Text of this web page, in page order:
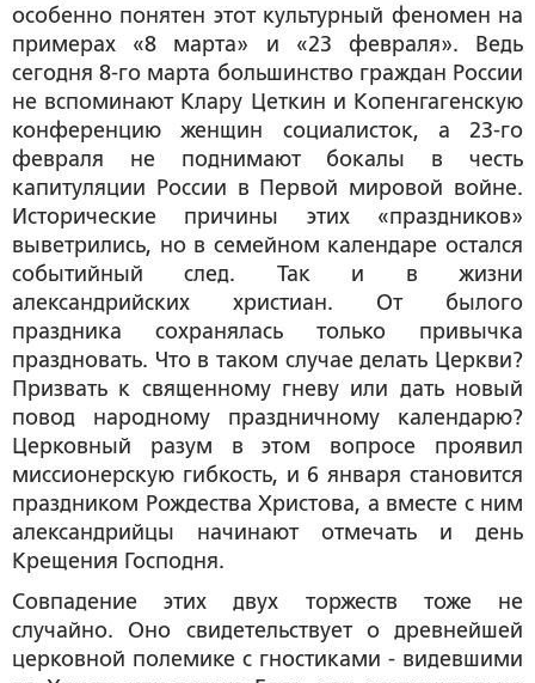
особенно понятен этот культурный феномен на
примерах «8 марта» и «23 февраля». Ведь
сегодня 8-го марта большинство граждан России
не вспоминают Клару Цеткин и Копенгагенскую
конференцию женщин социалисток, а 23-го
февраля не поднимают бокалы в честь
капитуляции России в Первой мировой войне.
Исторические причины этих «праздников»
выветрились, но в семейном календаре остался
событийный след. Так и в жизни
александрийских христиан. От былого
праздника сохранялась только привычка
праздновать. Что в таком случае делать Церкви?
Призвать к священному гневу или дать новый
повод народному праздничному календарю?
Церковный разум в этом вопросе проявил
миссионерскую гибкость, и 6 января становится
праздником Рождества Христова, а вместе с ним
александрийцы начинают отмечать и день
Крещения Господня.
Совпадение этих двух торжеств тоже не
случайно. Оно свидетельствует о древнейшей
церковной полемике с гностиками - видевшими